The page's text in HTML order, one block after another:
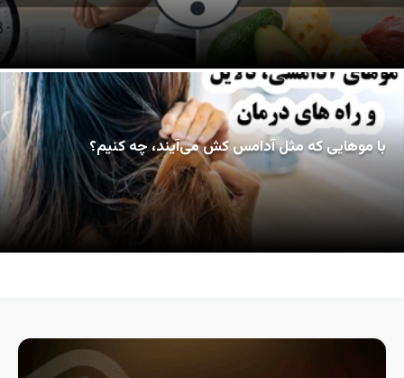
با موهایی که مثل آدامس کش می‌آیند، چه کنیم؟